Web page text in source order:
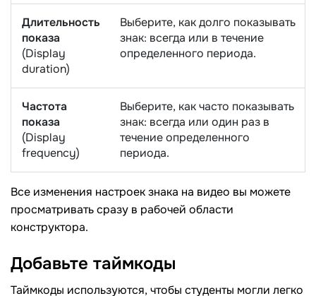
Длительность
показа
(Display
duration)
Выберите, как долго показывать
знак: всегда или в течение
определенного периода.
Частота
показа
(Display
frequency)
Выберите, как часто показывать
знак: всегда или один раз в
течение определенного
периода.
Все изменения настроек знака на видео вы можете
просматривать сразу в рабочей области
конструктора.
Добавьте таймкоды
Таймкоды используются, чтобы студенты могли легко